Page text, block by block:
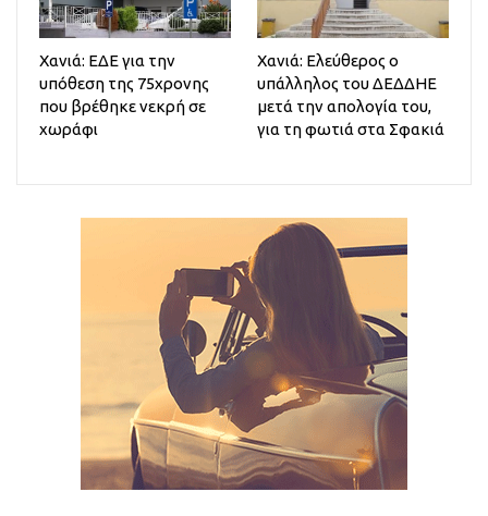
Χανιά: ΕΔΕ για την
υπόθεση της 75χρονης
που βρέθηκε νεκρή σε
χωράφι
Χανιά: Ελεύθερος ο
υπάλληλος του ΔΕΔΔΗΕ
μετά την απολογία του,
για τη φωτιά στα Σφακιά